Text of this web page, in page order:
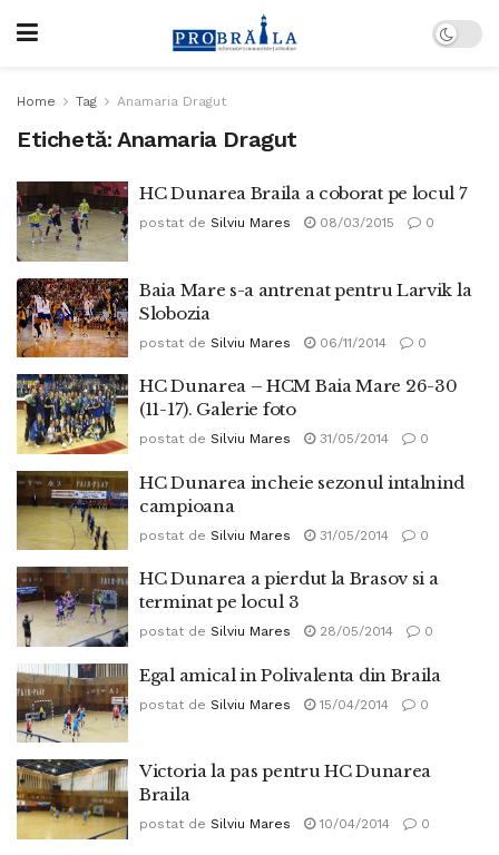
Home Tag Anamaria Dragut
Etichetă: Anamaria Dragut
HC Dunarea Braila a coborat pe locul 7
postat de Silviu Mares 08/03/2015 0
Baia Mare s-a antrenat pentru Larvik la
Slobozia
postat de Silviu Mares 06/11/2014 0
HC Dunarea – HCM Baia Mare 26-30
(11-17). Galerie foto
postat de Silviu Mares 31/05/2014 0
HC Dunarea incheie sezonul intalnind
campioana
postat de Silviu Mares 31/05/2014 0
HC Dunarea a pierdut la Brasov si a
terminat pe locul 3
postat de Silviu Mares 28/05/2014 0
Egal amical in Polivalenta din Braila
postat de Silviu Mares 15/04/2014 0
Victoria la pas pentru HC Dunarea
Braila
postat de Silviu Mares 10/04/2014 0